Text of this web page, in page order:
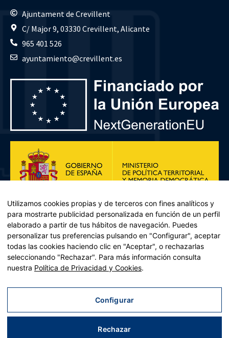
Ajuntament de Crevillent
C/ Major 9, 03330 Crevillent, Alicante
965 401 526
ayuntamiento@crevillent.es
Plan de Recuperación, Transformación y Resiliencia – Financiado por
Recuperación y resiliencia, establecido por el Reglamento (UE)
2021/241 del Parlamento Europeo y del Consejo, de 12 de febrero
Utilizamos cookies propias y de terceros con fines analíticos y
para mostrarte publicidad personalizada en función de un perfil
elaborado a partir de tus hábitos de navegación. Puedes
personalizar tus preferencias pulsando en "Configurar", aceptar
todas las cookies haciendo clic en "Aceptar", o rechazarlas
seleccionando "Rechazar". Para más información consulta
nuestra Política de Privacidad y Cookies.
Configurar
Rechazar